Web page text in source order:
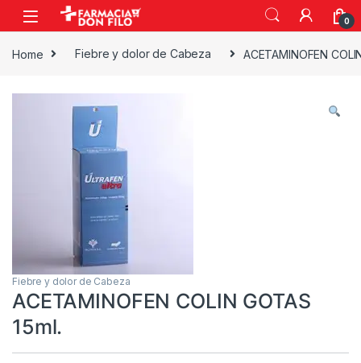
0
Home Fiebre y dolor de Cabeza ACETAMINOFEN
Fiebre y dolor de Cabeza
ACETAMINOFEN COLIN GOTAS
15ml.